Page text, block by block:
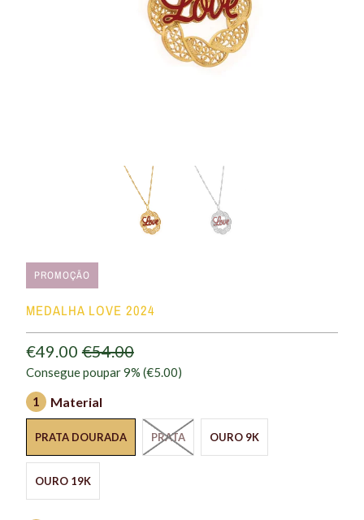
PROMOÇÃO
MEDALHA LOVE 2024
€49.00 €54.00
Consegue poupar 9% (€5.00)
1 Material
PRATA DOURADA PRATA OURO 9K
OURO 19K